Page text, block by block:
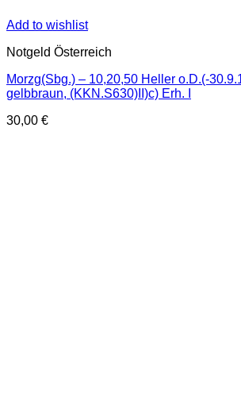
Add to wishlist
Notgeld Österreich
Morzg(Sbg.) – 10,20,50 Heller o.D.(-
gelbbraun, (KKN.S630)II)c) Erh. I
30,00 €